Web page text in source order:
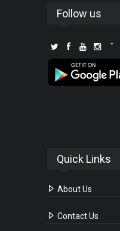
Follow us
Quick Links
About Us
Contact Us